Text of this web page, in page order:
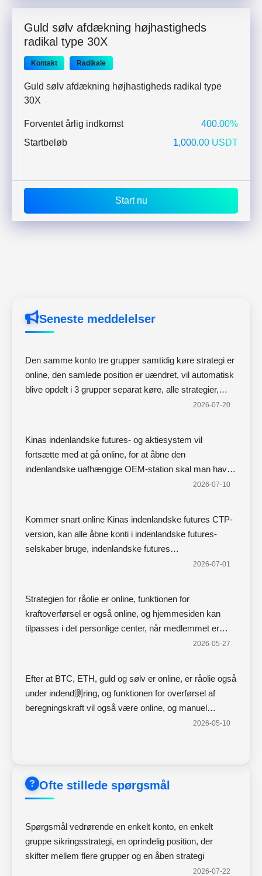
Guld sølv afdækning højhastigheds
radikal type 30X
Kontakt Radikale
Guld sølv afdækning højhastigheds radikal type
30X
Forventet årlig indkomst
400.00%
Startbeløb
1,000.00 USDT
Start nu
Seneste meddelelser
Den samme konto tre grupper samtidig køre strategi er
online, den samlede position er uændret, vil automatisk
blive opdelt i 3 grupper separat køre, alle strategier,
herunder den oprindelige strategi er blevet opgraderet,
positioner betingelser, intervallet mellem nye ordrer
efter lukning af positioner osv. kan frit justeres. De
indenlandske futures vil også være online, og de ekstra
2026-07-20
Kinas indenlandske futures- og aktiesystem vil
fortsætte med at gå online, for at åbne den
indenlandske uafhængige OEM-station skal man have
2026-07-10
Kommer snart online Kinas indenlandske futures CTP-
version, kan alle åbne konti i indenlandske futures-
selskaber bruge, indenlandske futures
softwareopladning og tilbagebetaling understøtter RMB
2026-07-01
Strategien for råolie er online, funktionen for
kraftoverførsel er også online, og hjemmesiden kan
tilpasses i det personlige center, når medlemmet er
2026-05-27
Efter at BTC, ETH, guld og sølv er online, er råolie også
under indend测ring, og funktionen for overførsel af
beregningskraft vil også være online, og manuel
intervention i transaktioner, der forårsager tab, vil ikke
2026-05-10
Ofte stillede spørgsmål
Spørgsmål vedrørende en enkelt konto, en enkelt
gruppe sikringsstrategi, en oprindelig position, der
skifter mellem flere grupper og en åben strategi
2026-07-22